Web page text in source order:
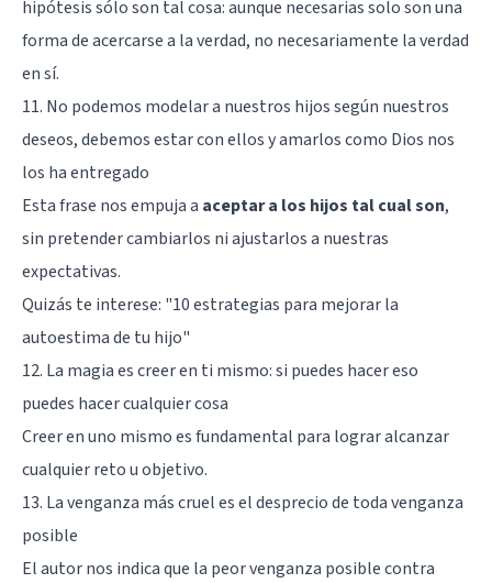
hipótesis sólo son tal cosa: aunque necesarias solo son una
forma de acercarse a la verdad, no necesariamente la verdad
en sí.
11. No podemos modelar a nuestros hijos según nuestros
deseos, debemos estar con ellos y amarlos como Dios nos
los ha entregado
Esta frase nos empuja a aceptar a los hijos tal cual son,
sin pretender cambiarlos ni ajustarlos a nuestras
expectativas.
Quizás te interese: "10 estrategias para mejorar la
autoestima de tu hijo"
12. La magia es creer en ti mismo: si puedes hacer eso
puedes hacer cualquier cosa
Creer en uno mismo es fundamental para lograr alcanzar
cualquier reto u objetivo.
13. La venganza más cruel es el desprecio de toda venganza
posible
El autor nos indica que la peor venganza posible contra